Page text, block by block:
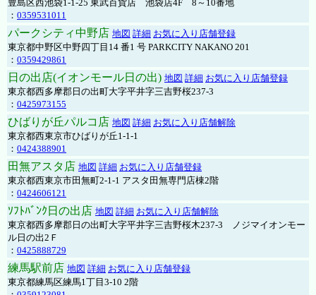
豊島区西池袋1-1-25 東武百貨店 池袋店4F 8～10番地
： 0359531011
パークシティ中野店 地図 詳細 お気に入り店舗登録
東京都中野区中野四丁目14 番1 号 PARKCITY NAKANO 201
： 0359429861
日の出店(イオンモール日の出) 地図 詳細 お気に入り店舗登録
東京都西多摩郡日の出町大字平井字三吉野桜237-3
： 0425973155
ひばりが丘パルコ店 地図 詳細 お気に入り店舗解除
東京都西東京市ひばりが丘1-1-1
： 0424388901
田無アスタ店 地図 詳細 お気に入り店舗登録
東京都西東京市田無町2-1-1 アスタ田無専門店棟2階
： 0424606121
ｿﾌﾄﾊﾞﾝｸ日の出店 地図 詳細 お気に入り店舗解除
東京都西多摩郡日の出町大字平井字三吉野桜木237-3 ノジマイオンモー
ル日の出2Ｆ
： 0425888729
練馬駅前店 地図 詳細 お気に入り店舗登録
東京都練馬区練馬1丁目3-10 2階